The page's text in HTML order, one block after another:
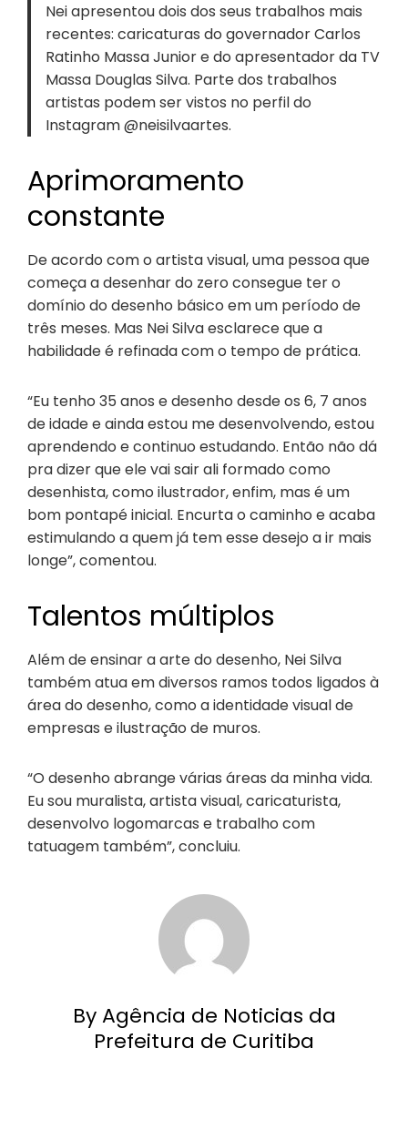
Nei apresentou dois dos seus trabalhos mais
recentes: caricaturas do governador Carlos
Ratinho Massa Junior e do apresentador da TV
Massa Douglas Silva. Parte dos trabalhos
artistas podem ser vistos no perfil do
Instagram @neisilvaartes.
Aprimoramento
constante
De acordo com o artista visual, uma pessoa que
começa a desenhar do zero consegue ter o
domínio do desenho básico em um período de
três meses. Mas Nei Silva esclarece que a
habilidade é refinada com o tempo de prática.
“Eu tenho 35 anos e desenho desde os 6, 7 anos
de idade e ainda estou me desenvolvendo, estou
aprendendo e continuo estudando. Então não dá
pra dizer que ele vai sair ali formado como
desenhista, como ilustrador, enfim, mas é um
bom pontapé inicial. Encurta o caminho e acaba
estimulando a quem já tem esse desejo a ir mais
longe”, comentou.
Talentos múltiplos
Além de ensinar a arte do desenho, Nei Silva
também atua em diversos ramos todos ligados à
área do desenho, como a identidade visual de
empresas e ilustração de muros.
“O desenho abrange várias áreas da minha vida.
Eu sou muralista, artista visual, caricaturista,
desenvolvo logomarcas e trabalho com
tatuagem também”, concluiu.
By Agência de Noticias da
Prefeitura de Curitiba